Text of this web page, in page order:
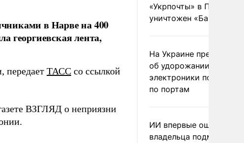
в Нарве на 400
георгиевская лента,
передает ТАСС со ссылкой
ВЗГЛЯД о неприязни
«Укрпочты» в
уничтожен
На Украине
об удорожании
электроники после
по портам
ИИ впервые
владельца